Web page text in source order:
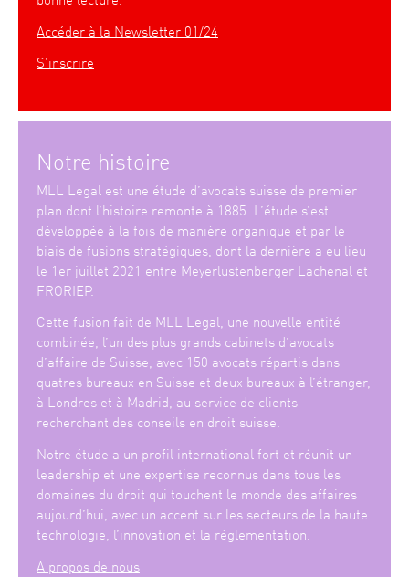
Accéder à la Newsletter 01/24
S’inscrire
Notre histoire
MLL Legal est une étude d’avocats suisse de premier
plan dont l’histoire remonte à 1885. L’étude s’est
développée à la fois de manière organique et par le
biais de fusions stratégiques, dont la dernière a eu lieu
le 1er juillet 2021 entre Meyerlustenberger Lachenal et
FRORIEP.
Cette fusion fait de MLL Legal, une nouvelle entité
combinée, l’un des plus grands cabinets d’avocats
d’affaire de Suisse, avec 150 avocats répartis dans
quatres bureaux en Suisse et deux bureaux à l’étranger,
à Londres et à Madrid, au service de clients
recherchant des conseils en droit suisse.
Notre étude a un profil international fort et réunit un
leadership et une expertise reconnus dans tous les
domaines du droit qui touchent le monde des affaires
aujourd’hui, avec un accent sur les secteurs de la haute
technologie, l’innovation et la réglementation.
A propos de nous